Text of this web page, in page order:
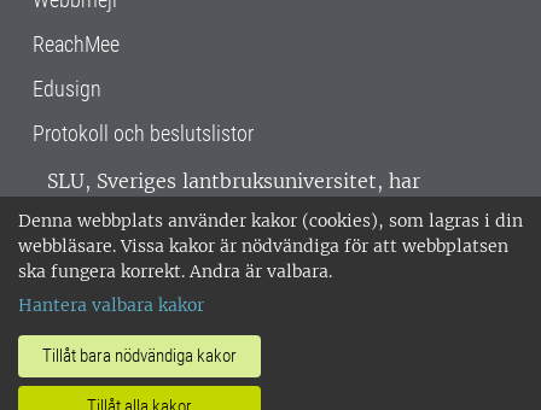
Denna webbplats använder kakor (cookies), som lagras i din
webbläsare. Vissa kakor är nödvändiga för att webbplatsen
ska fungera korrekt. Andra är valbara.
Hantera valbara kakor
Tillåt bara nödvändiga kakor
ReachMee
Edusign
Protokoll och beslutslistor
SLU, Sveriges lantbruksuniversitet, har
verksamhet över hela Sverige. Huvudorter är
Alnarp, Uppsala och Umeå.SLU är
miljöcertifierat enligt ISO 14001. •
018-67 10 00 • Org nr: 202100-2817 •
Om SLU:s webbplatser
•Hantera kakor•Behandling av